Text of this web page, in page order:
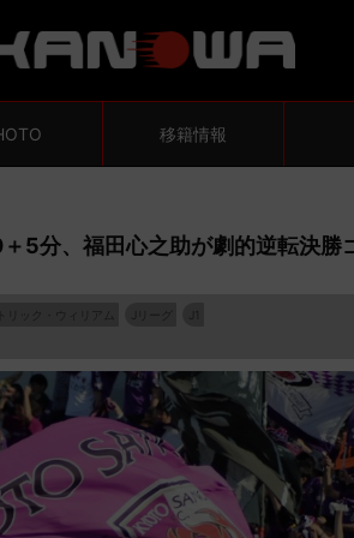
移籍情報
5分、福田心之助が劇的逆転決勝